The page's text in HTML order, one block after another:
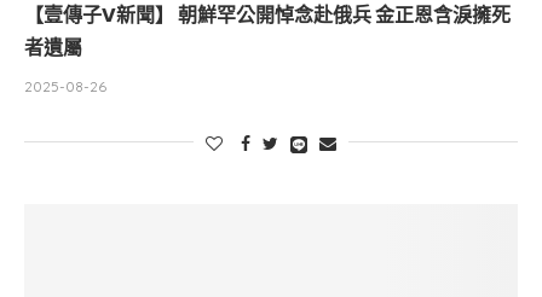
【壹傳子V新聞】 朝鮮罕公開悼念赴俄兵 金正恩含淚擁死
者遺屬
2025-08-26